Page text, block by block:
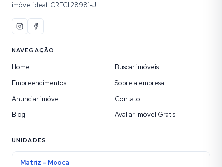
imóvel ideal. CRECI 28981-J
NAVEGAÇÃO
Home
Buscar imóveis
Empreendimentos
Sobre a empresa
Anunciar imóvel
Contato
Blog
Avaliar Imóvel Grátis
UNIDADES
Matriz - Mooca